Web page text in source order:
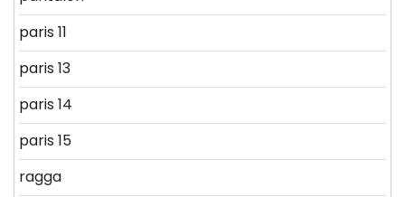
paris 11
paris 13
paris 14
paris 15
ragga